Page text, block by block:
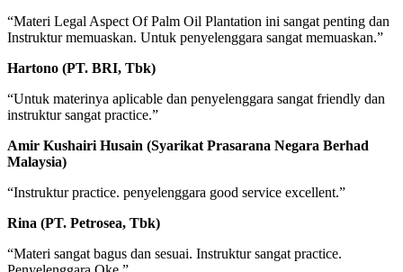
“Materi Legal Aspect Of Palm Oil Plantation ini sangat penting dan
Instruktur memuaskan. Untuk penyelenggara sangat memuaskan.”
Hartono (PT. BRI, Tbk)
“Untuk materinya aplicable dan penyelenggara sangat friendly dan
instruktur sangat practice.”
Amir Kushairi Husain (Syarikat Prasarana Negara Berhad
Malaysia)
“Instruktur practice. penyelenggara good service excellent.”
Rina (PT. Petrosea, Tbk)
“Materi sangat bagus dan sesuai. Instruktur sangat practice.